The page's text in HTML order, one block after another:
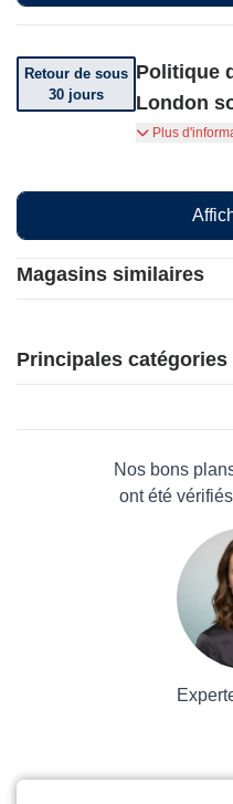
Magasins similaires
Arka
Dot-Drops
CENPAC
Principales catégories
Maison & Jardin
Nos bons
ont été
Retour de sous
30 jours
Politique
London
Vous pouvez
les 30 jours
Plus